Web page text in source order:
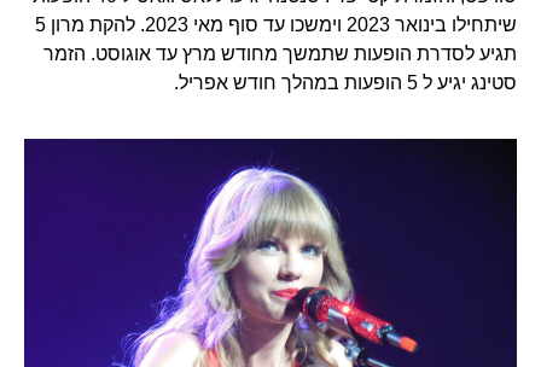
שיתחילו בינואר 2023 וימשכו עד סוף מאי 2023. להקת מרון 5
תגיע לסדרת הופעות שתמשך מחודש מרץ עד אוגוסט. הזמר
סטינג יגיע ל 5 הופעות במהלך חודש אפריל.